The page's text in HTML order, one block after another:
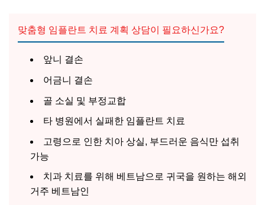
맞춤형 임플란트 치료 계획 상담이 필요하신가요?
앞니 결손
어금니 결손
골 소실 및 부정교합
타 병원에서 실패한 임플란트 치료
고령으로 인한 치아 상실, 부드러운 음식만 섭취
가능
치과 치료를 위해 베트남으로 귀국을 원하는 해외
거주 베트남인